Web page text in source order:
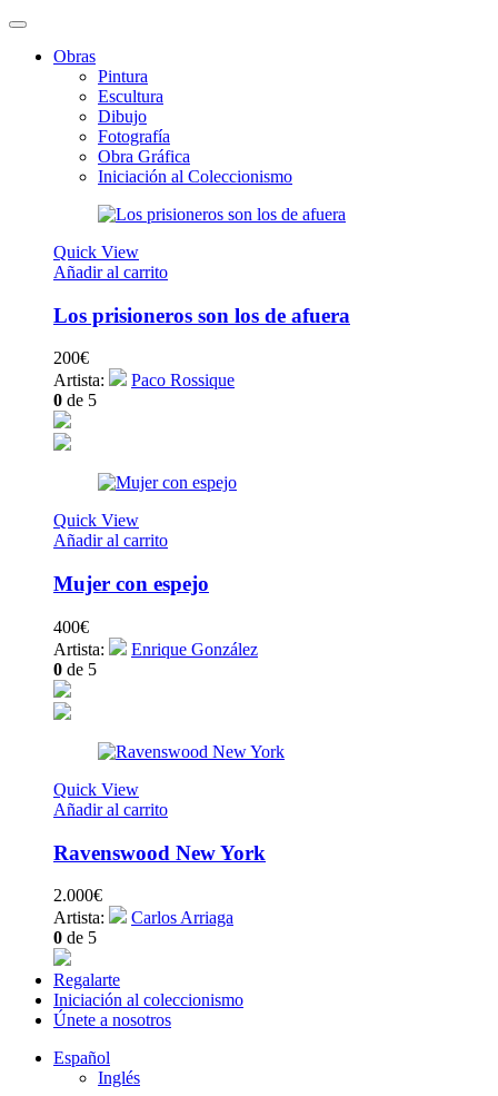
Obras
Pintura
Escultura
Dibujo
Fotografía
Obra Gráfica
Iniciación al Coleccionismo
Quick View
Añadir al carrito
Los prisioneros son los de afuera
200€
Artista:
Paco Rossique
0 de 5
Quick View
Añadir al carrito
Mujer con espejo
400€
Artista:
Enrique González
0 de 5
Quick View
Añadir al carrito
Ravenswood New York
2.000€
Artista:
Carlos Arriaga
0 de 5
Regalarte
Iniciación al coleccionismo
Únete a nosotros
Español
Inglés